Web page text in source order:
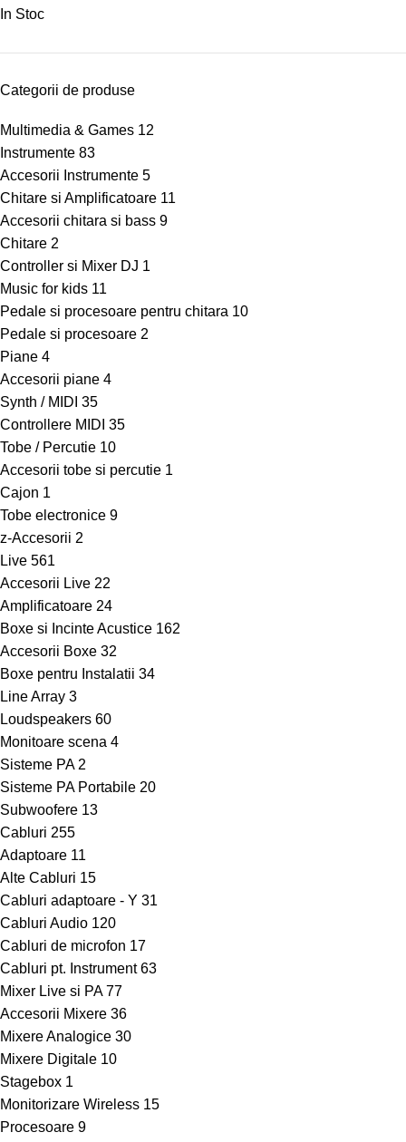
In Stoc
Categorii de produse
Multimedia & Games 12
Instrumente 83
Accesorii Instrumente 5
Chitare si Amplificatoare 11
Accesorii chitara si bass 9
Chitare 2
Controller si Mixer DJ 1
Music for kids 11
Pedale si procesoare pentru chitara 10
Pedale si procesoare 2
Piane 4
Accesorii piane 4
Synth / MIDI 35
Controllere MIDI 35
Tobe / Percutie 10
Accesorii tobe si percutie 1
Cajon 1
Tobe electronice 9
z-Accesorii 2
Live 561
Accesorii Live 22
Amplificatoare 24
Boxe si Incinte Acustice 162
Accesorii Boxe 32
Boxe pentru Instalatii 34
Line Array 3
Loudspeakers 60
Monitoare scena 4
Sisteme PA 2
Sisteme PA Portabile 20
Subwoofere 13
Cabluri 255
Adaptoare 11
Alte Cabluri 15
Cabluri adaptoare - Y 31
Cabluri Audio 120
Cabluri de microfon 17
Cabluri pt. Instrument 63
Mixer Live si PA 77
Accesorii Mixere 36
Mixere Analogice 30
Mixere Digitale 10
Stagebox 1
Monitorizare Wireless 15
Procesoare 9